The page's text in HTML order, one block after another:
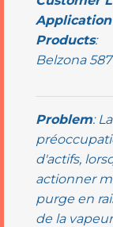
Products:
Belzona
Problem:
d'actifs,
actionner
purge en
de la